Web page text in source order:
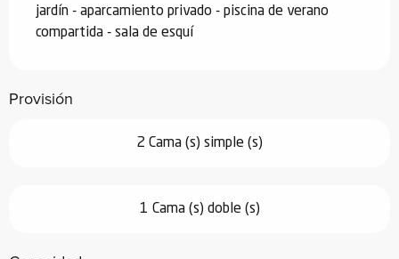
jardín - aparcamiento privado - piscina de verano
compartida - sala de esquí
Provisión
2 Cama (s) simple (s)
1 Cama (s) doble (s)